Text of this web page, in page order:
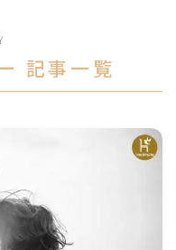
記事一覧